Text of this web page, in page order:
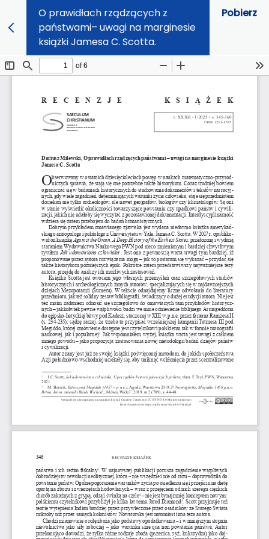
O prawidłach rządzących z
państwami– uwagi na marginesie
książki Jamesa C. Scotta.
Pobierz